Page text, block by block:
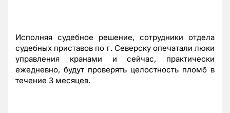
Исполняя судебное решение, сотрудники отдела
судебных приставов по г. Северску опечатали люки
управления кранами и сейчас, практически
ежедневно, будут проверять целостность пломб в
течение 3 месяцев.